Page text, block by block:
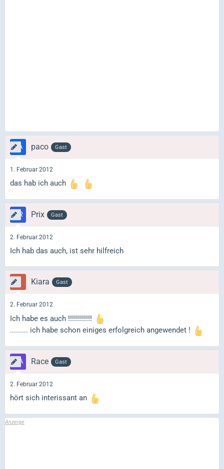
paco Gast
1. Februar 2012
das hab ich auch
Prix Gast
2. Februar 2012
Ich hab das auch, ist sehr hilfreich
Kiara Gast
2. Februar 2012
Ich habe es auch !!!!!!!!!!!!
......... ich habe schon einiges erfolgreich angewendet !
Race Gast
2. Februar 2012
hört sich interissant an